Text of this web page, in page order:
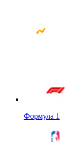
Формула 1